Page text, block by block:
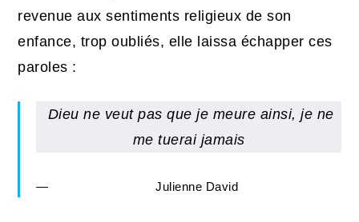
revenue aux sentiments religieux de son
enfance, trop oubliés, elle laissa échapper ces
paroles :
Dieu ne veut pas que je meure ainsi, je ne
me tuerai jamais
Julienne David